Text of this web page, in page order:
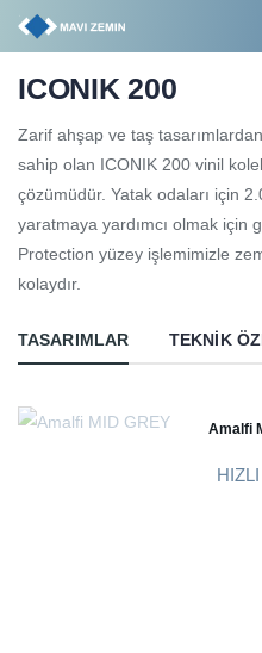
ICONIK 200
Zarif ahşap ve taş
sahip olan ICONIK 200 vinil
çözümüdür. Yatak odaları için
yaratmaya yardımcı olmak için
Protection yüzey işlemimizle
kolaydır.
TASARIMLAR TEKNIK
Amalfi